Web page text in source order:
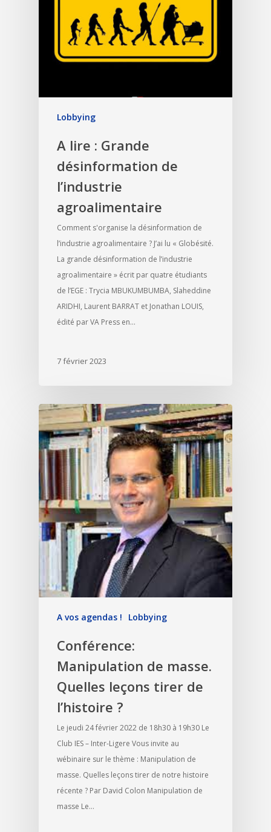
Lobbying
A lire : Grande
désinformation de
l’industrie
agroalimentaire
Comment s'organise la désinformation de
l’industrie agroalimentaire ? J’ai lu « Globésité.
La grande désinformation de l’industrie
agroalimentaire » écrit par quatre étudiants
de l’EGE : Trycia MBUKUMBUMBA, Slaheddine
ARIDHI, Laurent BARRAT et Jonathan LOUIS,
édité par VA Press en…
7 février 2023
A vos agendas ! Lobbying
Conférence:
Manipulation de masse.
Quelles leçons tirer de
l’histoire ?
Le jeudi 24 février 2022 de 18h30 à 19h30 Le
Club IES – Inter-Ligere Vous invite au
wébinaire sur le thème : Manipulation de
masse. Quelles leçons tirer de notre histoire
récente ? Par David Colon Manipulation de
masse Le…